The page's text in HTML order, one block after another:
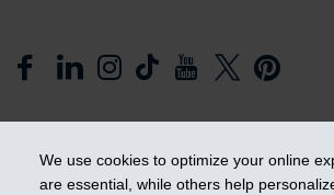
We use cookies to optimize your online
are essential, while others help